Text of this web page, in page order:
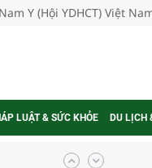
Y (Hội YDHCT) Việt
LUẬT & SỨC KHỎE DU LỊCH